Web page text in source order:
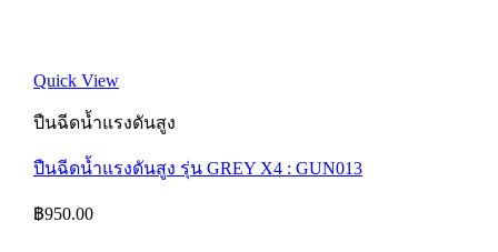
Quick View
ปืนฉีดน้ำแรงดันสูง
ปืนฉีดน้ำแรงดันสูง รุ่น GREY X4 : GUN013
฿950.00